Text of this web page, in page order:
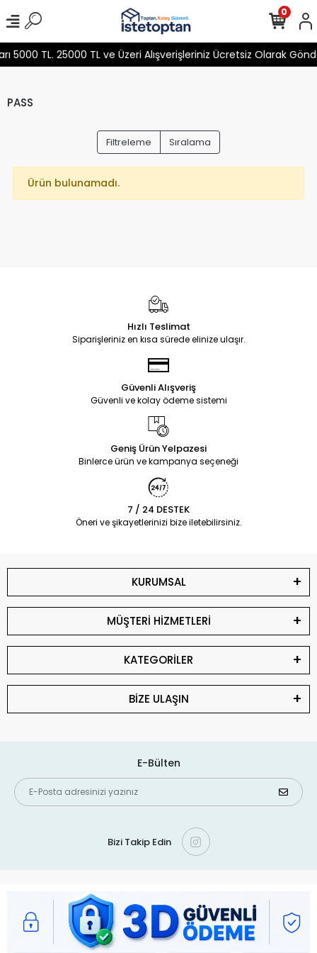
5000 TL. 25000 TL ve Üzeri Alışverişleriniz Ücretsiz Olarak
0
PASS
Filtreleme Sıralama
Ürün bulunamadı.
Hızlı Teslimat
Siparişleriniz en kısa sürede elinize ulaşır.
Güvenli Alışveriş
Güvenli ve kolay ödeme sistemi
Geniş Ürün Yelpazesi
Binlerce ürün ve kampanya seçeneği
7 / 24 DESTEK
Öneri ve şikayetlerinizi bize iletebilirsiniz.
KURUMSAL
MÜŞTERİ HİZMETLERİ
KATEGORİLER
BİZE ULAŞIN
E-Bülten
Bizi Takip Edin